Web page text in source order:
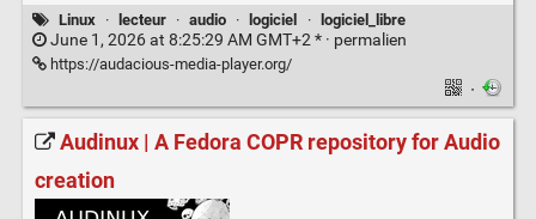
Linux · lecteur · audio · logiciel · logiciel_libre
June 1, 2026 at 8:25:29 AM GMT+2 * · permalien
https://audacious-media-player.org/
·
Audinux | A Fedora COPR repository for Audio
creation